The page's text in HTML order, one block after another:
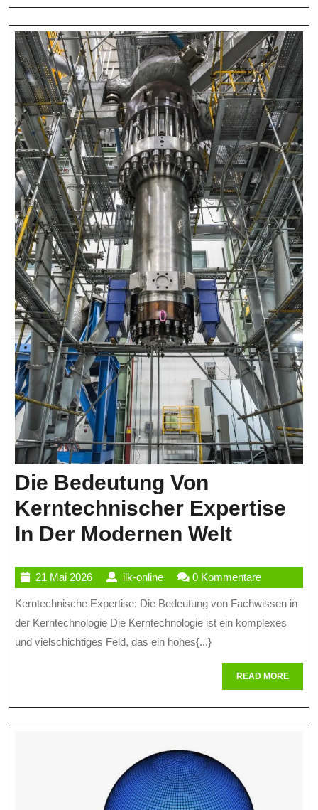
Die Bedeutung Von
Kerntechnischer Expertise
In Der Modernen WeltDie
Von
In
Der
21 Mai 202621
Mai
2026
ilk-onlineilk-
online
0 Kommentare
Kerntechnische Expertise: Die Bedeutung von Fachwissen in
der Kerntechnologie Die Kerntechnologie ist ein komplexes
und vielschichtiges Feld, das ein hohes{...}
READ MOREREAD
MORE